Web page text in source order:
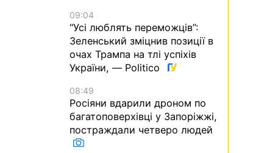
09:04
“Усі люблять переможців”:
Зеленський зміцнив позиції в
очах Трампа на тлі успіхів
України, — Politico
08:49
Росіяни вдарили дроном по
багатоповерхівці у Запоріжжі,
постраждали четверо людей